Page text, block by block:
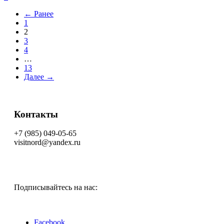
← Ранее
1
2
3
4
…
13
Далее →
Контакты
+7 (985) 049-05-65
visitnord@yandex.ru
Подписывайтесь на нас: